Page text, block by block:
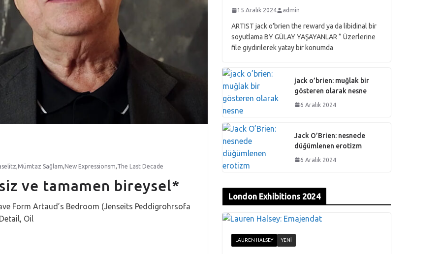
,Mümtaz Sağlam, New Expressionsm,The Last Decade
ve tamamen bireysel*
Form Artaud’s Bedroom (Jenseits Peddigrohrsofa
Oil
15 Aralık 2024 admin
ARTIST jack o’brien the reward ya da libidinal bir
soyutlama BY GÜLAY YAŞAYANLAR “ Üzerlerine
file giydirilerek yatay bir konumda
jack o’brien: muğlak bir
gösteren olarak nesne
6 Aralık 2024
Jack O’Brien: nesnede
düğümlenen erotizm
6 Aralık 2024
London Exhibitions 2024
LAUREN HALSEY YENI